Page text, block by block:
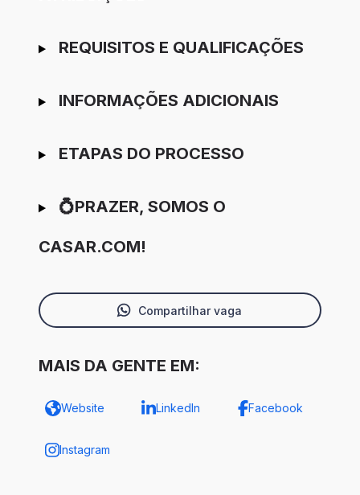
REQUISITOS E QUALIFICAÇÕES
INFORMAÇÕES ADICIONAIS
ETAPAS DO PROCESSO
💍PRAZER, SOMOS O
CASAR.COM!
Compartilhar vaga
MAIS DA GENTE EM:
Website LinkedIn Facebook
Instagram